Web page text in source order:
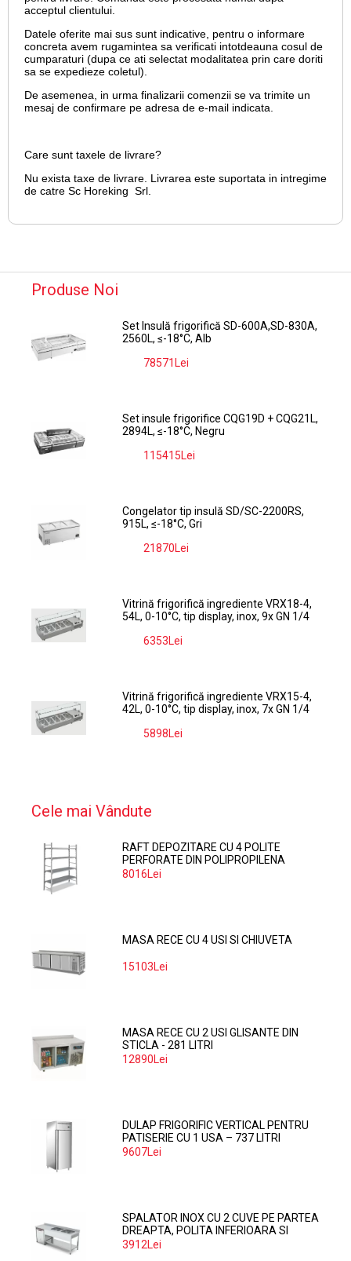
acceptul clientului.
Datele oferite mai sus sunt indicative, pentru o informare
concreta avem rugamintea sa verificati intotdeauna cosul de
cumparaturi (dupa ce ati selectat modalitatea prin care doriti
sa se expedieze coletul).
De asemenea, in urma finalizarii comenzii se va trimite un
mesaj de confirmare pe adresa de e-mail indicata.
Care sunt taxele de livrare?
Nu exista taxe de livrare. Livrarea este suportata in intregime
de catre Sc Horeking Srl.
Produse Noi
Set Insulă frigorifică SD-600A,SD-830A,
2560L, ≤-18°C, Alb
78571Lei
Set insule frigorifice CQG19D + CQG21L,
2894L, ≤-18°C, Negru
115415Lei
Congelator tip insulă SD/SC-2200RS,
915L, ≤-18°C, Gri
21870Lei
Vitrină frigorifică ingrediente VRX18-4,
54L, 0-10°C, tip display, inox, 9x GN 1/4
6353Lei
Vitrină frigorifică ingrediente VRX15-4,
42L, 0-10°C, tip display, inox, 7x GN 1/4
5898Lei
Cele mai Vândute
RAFT DEPOZITARE CU 4 POLITE
PERFORATE DIN POLIPROPILENA
374*60 CM
8016Lei
MASA RECE CU 4 USI SI CHIUVETA
15103Lei
MASA RECE CU 2 USI GLISANTE DIN
STICLA - 281 LITRI
12890Lei
DULAP FRIGORIFIC VERTICAL PENTRU
PATISERIE CU 1 USA – 737 LITRI
9607Lei
SPALATOR INOX CU 2 CUVE PE PARTEA
DREAPTA, POLITA INFERIOARA SI
SPATIU MASINA SPALAT 160*70*85
3912Lei